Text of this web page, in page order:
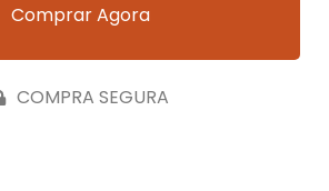
Comprar Agora
COMPRA SEGURA